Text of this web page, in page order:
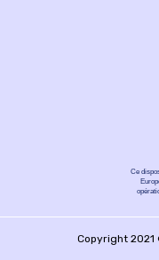
Ce
Copyright 2021